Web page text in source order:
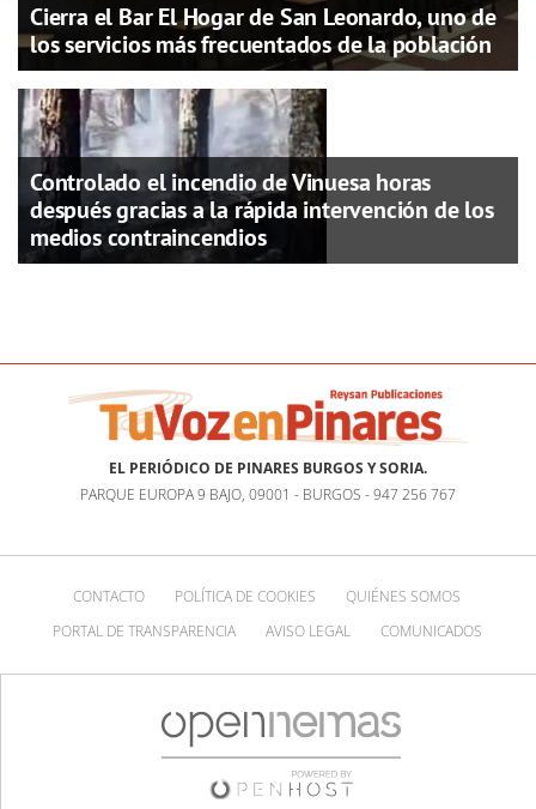
Cierra el Bar El Hogar de San Leonardo, uno de
los servicios más frecuentados de la población
Controlado el incendio de Vinuesa horas
después gracias a la rápida intervención de los
medios contraincendios
EL PERIÓDICO DE PINARES BURGOS Y SORIA.
PARQUE EUROPA 9 BAJO, 09001 - BURGOS - 947 256 767
CONTACTO POLÍTICA DE COOKIES
QUIÉNES SOMOS
PORTAL DE TRANSPARENCIA
AVISO LEGAL COMUNICADOS